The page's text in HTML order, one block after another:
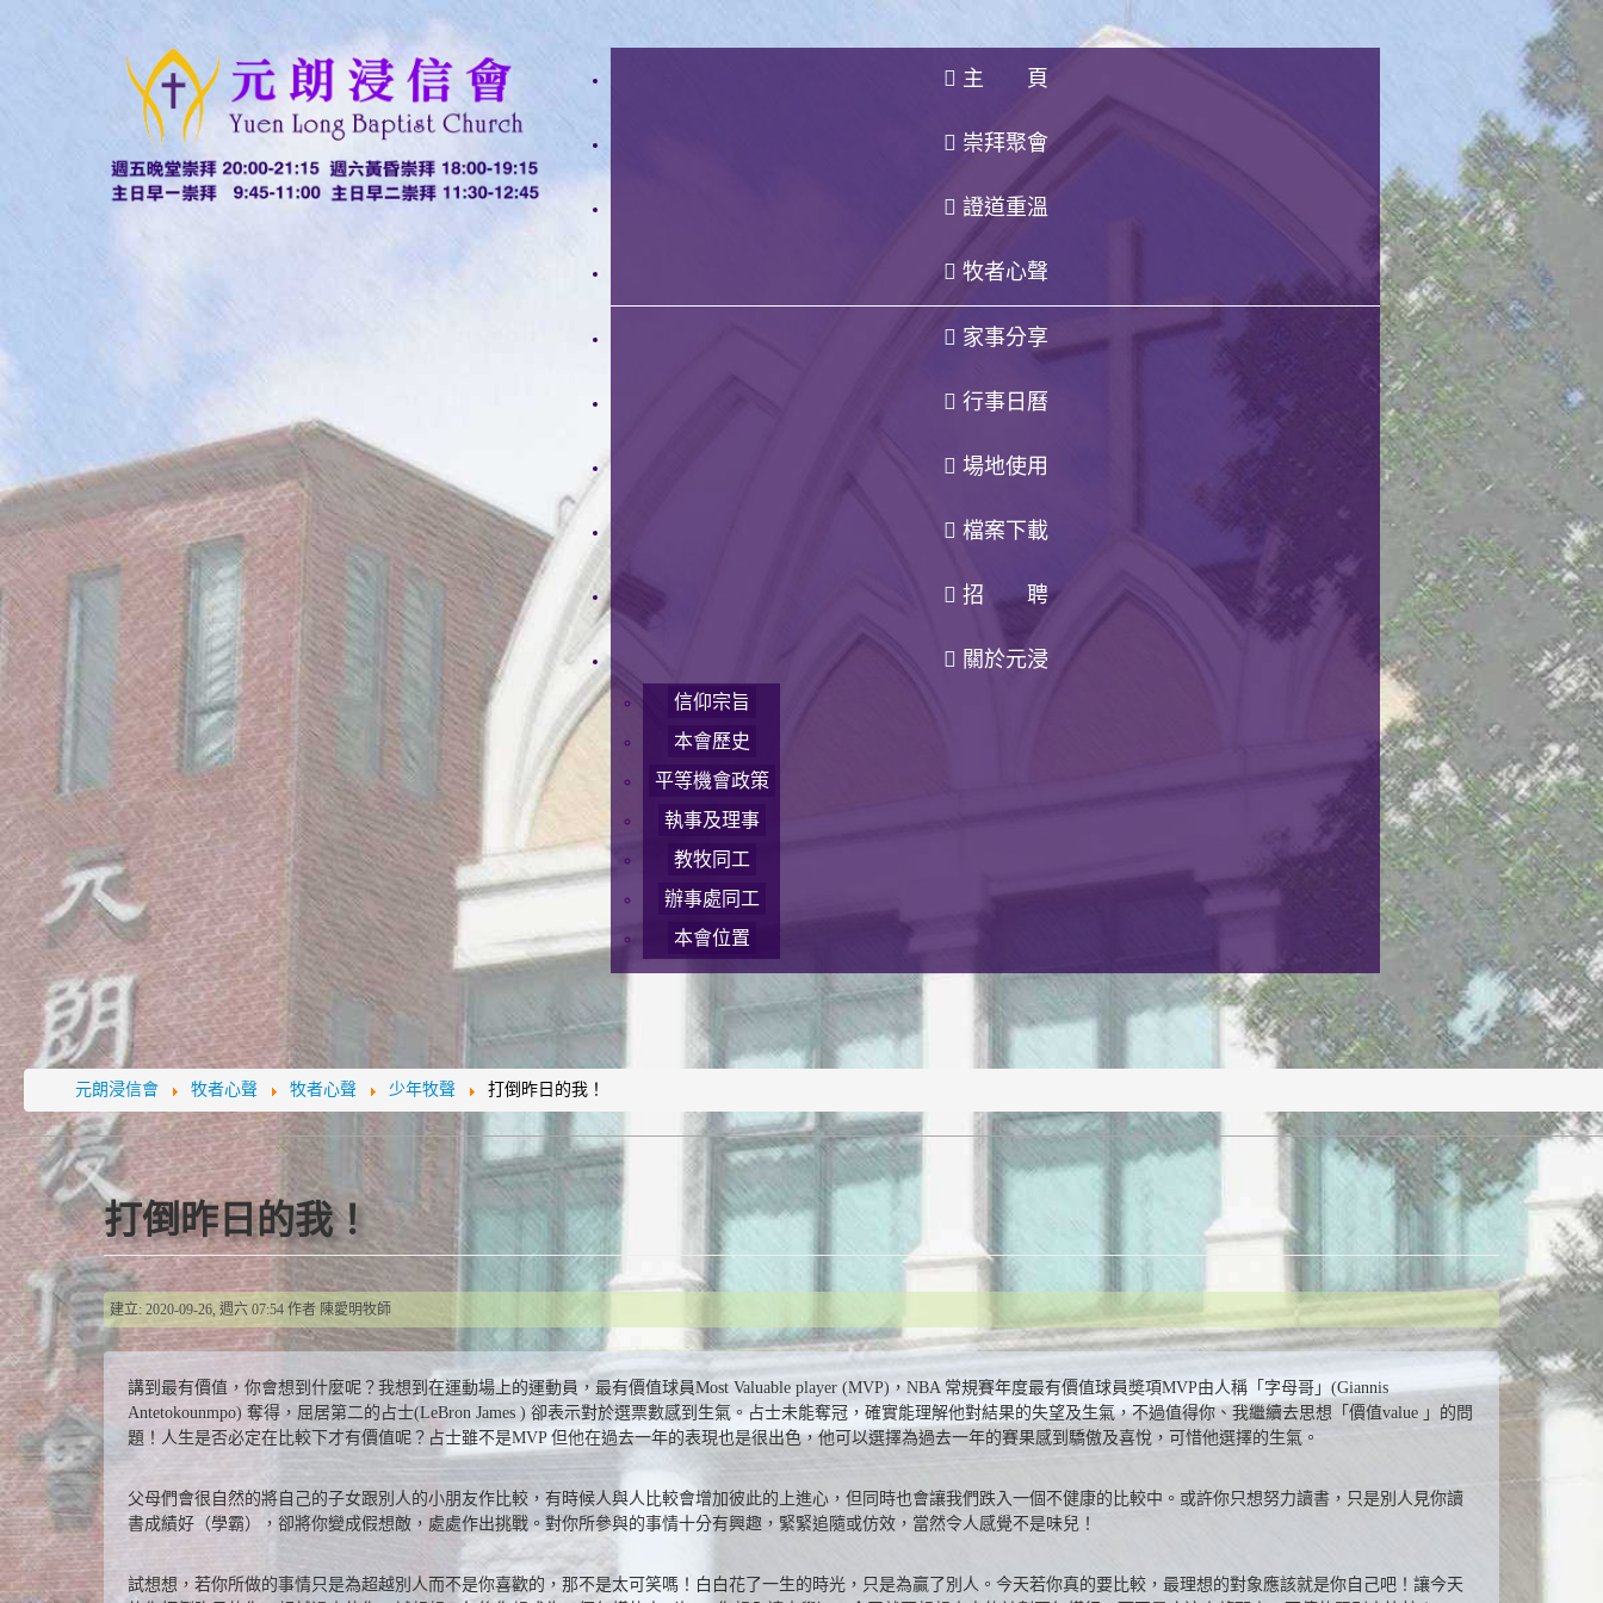
主 頁
崇拜聚會
證道重溫
牧者心聲
家事分享
行事日曆
場地使用
檔案下載
招 聘
關於元浸
信仰宗旨
本會歷史
平等機會政策
執事及理事
教牧同工
辦事處同工
本會位置
元朗浸信會 牧者心聲 牧者心聲 少年牧聲 打倒昨日的我！
打倒昨日的我！
建立: 2020-09-26, 週六 07:54 作者 陳愛明牧師
講到最有價值，你會想到什麼呢？我想到在運動場上的運動員，最有價值球員Most Valuable player (MVP)，NBA 常規賽年度最有價值球員奬項MVP由人稱「字母哥」(Giannis
Antetokounmpo) 奪得，屈居第二的占士(LeBron James ) 卻表示對於選票數感到生氣。占士未能奪冠，確實能理解他對結果的失望及生氣，不過值得你、我繼續去思想「價值value 」的問
題！人生是否必定在比較下才有價值呢？占士雖不是MVP 但他在過去一年的表現也是很出色，他可以選擇為過去一年的賽果感到驕傲及喜悅，可惜他選擇的生氣。
父母們會很自然的將自己的子女跟別人的小朋友作比較，有時候人與人比較會增加彼此的上進心，但同時也會讓我們跌入一個不健康的比較中。或許你只想努力讀書，只是別人見你讀
書成績好（學霸），卻將你變成假想敵，處處作出挑戰。對你所參與的事情十分有興趣，緊緊追隨或仿效，當然令人感覺不是味兒！
試想想，若你所做的事情只是為超越別人而不是你喜歡的，那不是太可笑嗎！白白花了一生的時光，只是為贏了別人。今天若你真的要比較，最理想的對象應該就是你自己吧！讓今天